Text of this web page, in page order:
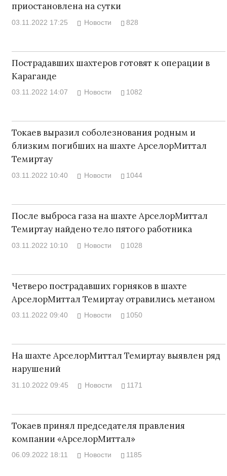
приостановлена на сутки
03.11.2022 17:25 Новости 828
Пострадавших шахтеров готовят к операции в
Караганде
03.11.2022 14:07 Новости 1082
Токаев выразил соболезнования родным и
близким погибших на шахте АрселорМиттал
Темиртау
03.11.2022 10:40 Новости 1044
После выброса газа на шахте АрселорМиттал
Темиртау найдено тело пятого работника
03.11.2022 10:10 Новости 1028
Четверо пострадавших горняков в шахте
АрселорМиттал Темиртау отравились метаном
03.11.2022 09:40 Новости 1050
На шахте АрселорМиттал Темиртау выявлен ряд
нарушений
31.10.2022 09:45 Новости 1171
Токаев принял председателя правления
компании «АрселорМиттал»
06.09.2022 18:11 Новости 1185